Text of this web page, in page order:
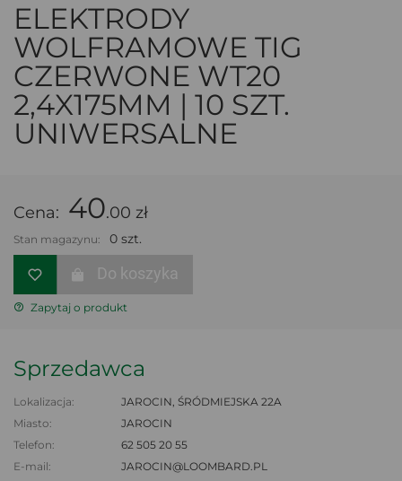
ELEKTRODY
WOLFRAMOWE TIG
CZERWONE WT20
2,4X175MM | 10 SZT.
UNIWERSALNE
Cena: 40.00 zł
Stan magazynu: 0 szt.
Do koszyka
Zapytaj o produkt
Sprzedawca
Lokalizacja:
JAROCIN, ŚRÓDMIEJSKA 22A
Miasto:
JAROCIN
Telefon:
62 505 20 55
E-mail:
JAROCIN@LOOMBARD.PL